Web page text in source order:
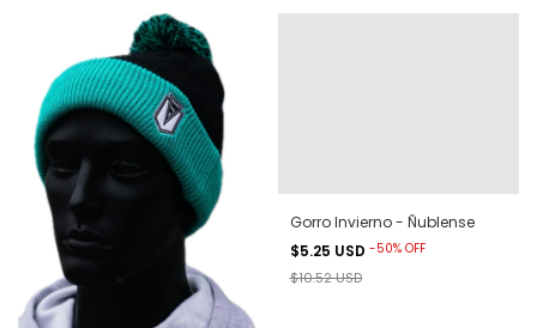
Gorro Invierno - Ñublense
$5.25 USD -50% OFF
$10.52 USD